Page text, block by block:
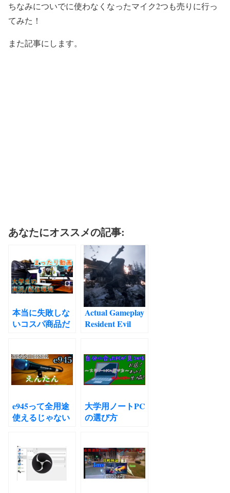
ちなみについでに使わなくなったマイク2つも売りに行っ
てみた！
また記事にします。
あなたにオススメの記事:
本当に失敗しな
いコスパ商品だ
機材紹介！ゲー
ミングPCにチェ
ア、マイク、モ
ィオインターフ
ェース、キャプ
チャボード！
Actual Gameplay
Resident Evil
translation
CAPCOM
TGS2020
イオハザード８
ヴィレッジ 実機
プレイの文字起
e945って全用途
使えるじゃない
単一指向性マイ
ク！
大学用ノートPC
の選び方